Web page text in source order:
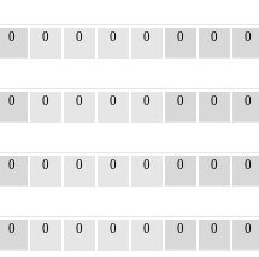
0 0 0 0 0 0 0 0
0 0 0 0 0 0 0 0
0 0 0 0 0 0 0 0
0 0 0 0 0 0 0 0